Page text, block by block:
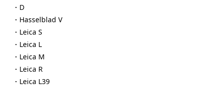
・D
・Hasselblad V
・Leica S
・Leica L
・Leica M
・Leica R
・Leica L39